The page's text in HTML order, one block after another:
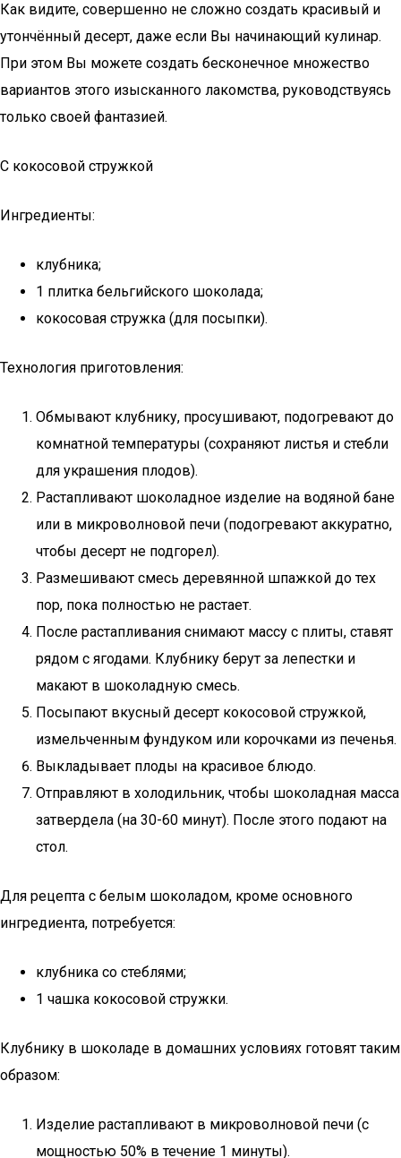
Как видите, совершенно не сложно создать красивый и
утончённый десерт, даже если Вы начинающий кулинар.
При этом Вы можете создать бесконечное множество
вариантов этого изысканного лакомства, руководствуясь
только своей фантазией.
С кокосовой стружкой
Ингредиенты:
клубника;
1 плитка бельгийского шоколада;
кокосовая стружка (для посыпки).
Технология приготовления:
Обмывают клубнику, просушивают, подогревают до
комнатной температуры (сохраняют листья и стебли
для украшения плодов).
Растапливают шоколадное изделие на водяной бане
или в микроволновой печи (подогревают аккуратно,
чтобы десерт не подгорел).
Размешивают смесь деревянной шпажкой до тех
пор, пока полностью не растает.
После растапливания снимают массу с плиты, ставят
рядом с ягодами. Клубнику берут за лепестки и
макают в шоколадную смесь.
Посыпают вкусный десерт кокосовой стружкой,
измельченным фундуком или корочками из печенья.
Выкладывает плоды на красивое блюдо.
Отправляют в холодильник, чтобы шоколадная масса
затвердела (на 30-60 минут). После этого подают на
стол.
Для рецепта с белым шоколадом, кроме основного
ингредиента, потребуется:
клубника со стеблями;
1 чашка кокосовой стружки.
Клубнику в шоколаде в домашних условиях готовят таким
образом:
Изделие растапливают в микроволновой печи (с
мощностью 50% в течение 1 минуты).